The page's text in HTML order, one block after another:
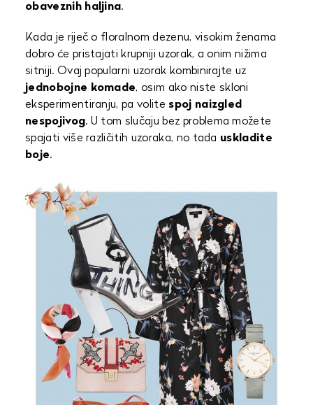
obaveznih haljina.
Kada je riječ o floralnom dezenu, visokim ženama
dobro će pristajati krupniji uzorak, a onim nižima
sitniji. Ovaj popularni uzorak kombinirajte uz
jednobojne komade, osim ako niste skloni
eksperimentiranju, pa volite spoj naizgled
nespojivog. U tom slučaju bez problema možete
spajati više različitih uzoraka, no tada uskladite
boje.